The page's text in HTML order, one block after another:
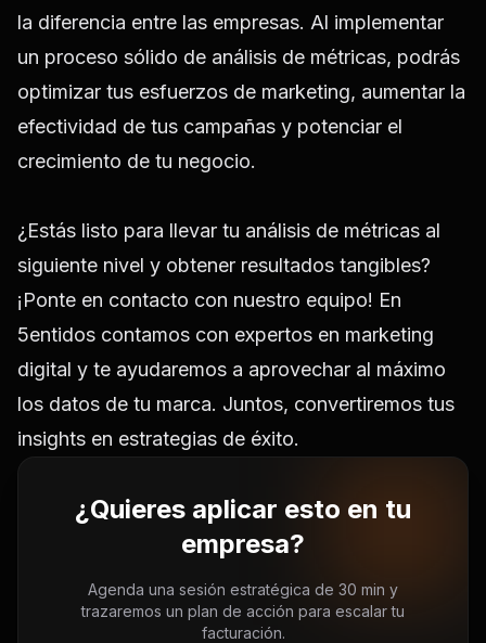
la diferencia entre las empresas. Al implementar
un proceso sólido de análisis de métricas, podrás
optimizar tus esfuerzos de marketing, aumentar la
efectividad de tus campañas y potenciar el
crecimiento de tu negocio.
¿Estás listo para llevar tu análisis de métricas al
siguiente nivel y obtener resultados tangibles?
¡Ponte en contacto con nuestro equipo! En
5entidos contamos con expertos en marketing
digital y te ayudaremos a aprovechar al máximo
los datos de tu marca. Juntos, convertiremos tus
insights en estrategias de éxito.
¿Quieres aplicar esto en tu
empresa?
Agenda una sesión estratégica de 30 min y
trazaremos un plan de acción para escalar tu
facturación.